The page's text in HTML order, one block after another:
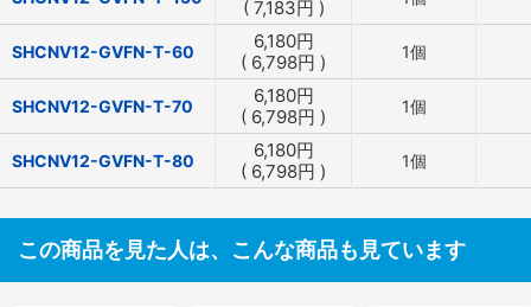
( 7,183円 )
SHCNV12-GVFN-T-60 6,180円
( 6,798円 ) 1個
SHCNV12-GVFN-T-70 6,180円
( 6,798円 ) 1個
SHCNV12-GVFN-T-80 6,180円
( 6,798円 ) 1個
この商品を見た人は、こんな商品も見ています